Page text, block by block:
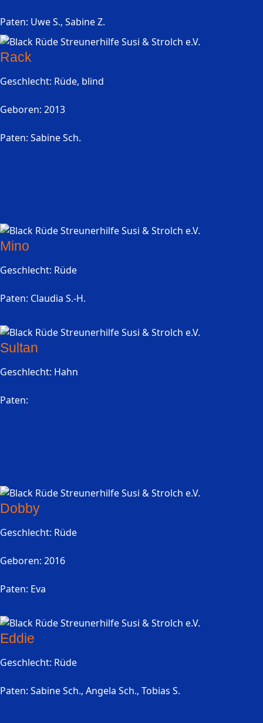
Paten: Uwe S., Sabine Z.
Rack
Geschlecht: Rüde, blind
Geboren: 2013
Paten: Sabine Sch.
Mino
Geschlecht: Rüde
Paten: Claudia S.-H.
Sultan
Geschlecht: Hahn
Paten:
Dobby
Geschlecht: Rüde
Geboren: 2016
Paten: Eva
Eddie
Geschlecht: Rüde
Paten: Sabine Sch., Angela Sch., Tobias S.